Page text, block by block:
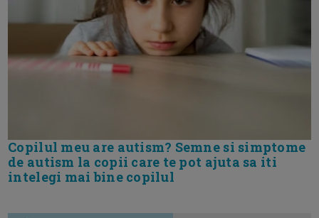
Copilul meu are autism? Semne si simptome
de autism la copii care te pot ajuta sa iti
intelegi mai bine copilul